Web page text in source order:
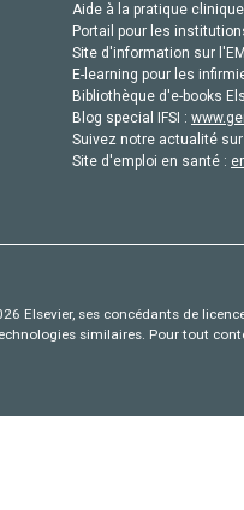
Aide à la pratique
Portail pour les
Site d'information sur
E-learning pour les
Bibliothèque d'e-books
Blog special IFSI :
Suivez notre actualité
Site d'emploi en santé :
Elsevier, ses concédants de
similaires. Pour tout